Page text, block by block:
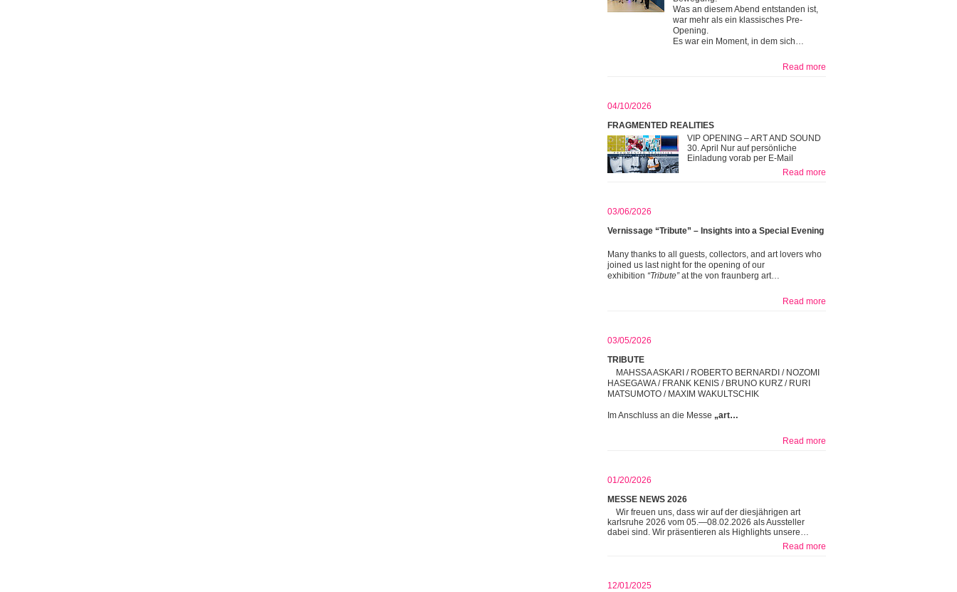
Was an diesem Abend entstanden ist,
war mehr als ein klassisches Pre-
Opening.
Es war ein Moment, in dem sich…
Read more
04/10/2026
FRAGMENTED REALITIES
VIP OPENING – ART AND SOUND
30. April Nur auf persönliche
Einladung vorab per E-Mail
Read more
03/06/2026
Vernissage “Tribute” – Insights into a Special Evening
Many thanks to all guests, collectors, and art lovers who
joined us last night for the opening of our
exhibition “Tribute”at the von fraunberg art…
Read more
03/05/2026
TRIBUTE
MAHSSA ASKARI / ROBERTO BERNARDI / NOZOMI
HASEGAWA / FRANK KENIS / BRUNO KURZ / RURI
MATSUMOTO / MAXIM WAKULTSCHIK
Im Anschluss an die Messe „art…
Read more
01/20/2026
MESSE NEWS 2026
Wir freuen uns, dass wir auf der diesjährigen art
karlsruhe 2026 vom 05.—08.02.2026 als Aussteller
dabei sind. Wir präsentieren als Highlights unsere…
Read more
12/01/2025